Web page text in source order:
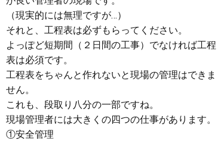
（現実的には無理ですが…）
それと、工程表は必ずもらってください。
よっぽど短期間（２日間の工事）でなければ工程
表は必須です。
工程表をちゃんと作れないと現場の管理はできま
せん。
これも、段取り八分の一部ですね。
現場管理者には大きくの四つの仕事があります。
①安全管理